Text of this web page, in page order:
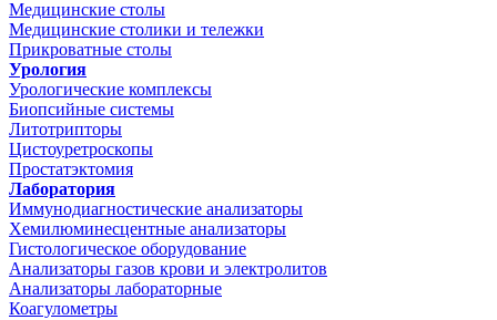
Медицинские столы
Медицинские столики и тележки
Прикроватные столы
Урология
Урологические комплексы
Биопсийные системы
Литотрипторы
Цистоуретроскопы
Простатэктомия
Лаборатория
Иммунодиагностические анализаторы
Хемилюминесцентные анализаторы
Гистологическое оборудование
Анализаторы газов крови и электролитов
Анализаторы лабораторные
Коагулометры